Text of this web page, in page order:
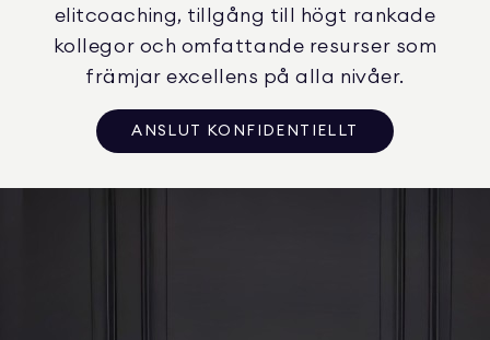
elitcoaching, tillgång till högt rankade
kollegor och omfattande resurser som
främjar excellens på alla nivåer.
ANSLUT KONFIDENTIELLT